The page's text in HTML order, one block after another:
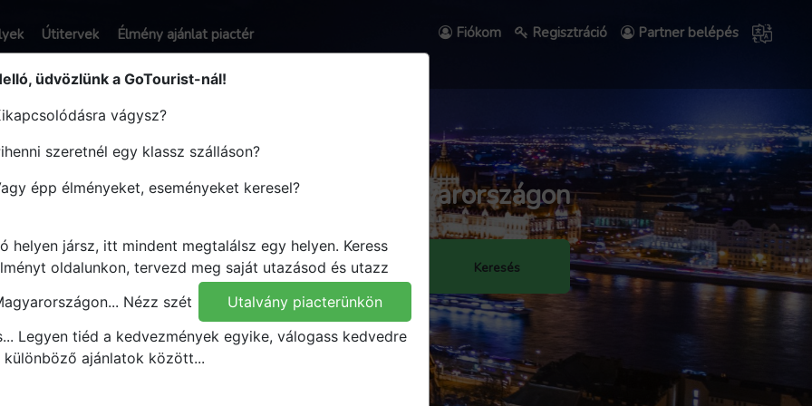
üdvözlünk a GoTourist-nál!
vágysz?
szeretnél egy klassz szálláson?
épp élményeket, eseményeket keresel?
helyen jársz, itt mindent megtalálsz egy helyen. Keress
oldalunkon, tervezd meg saját utazásod és utazz
Nézz szét
Utalvány piacterünkön
Legyen tiéd a kedvezmények egyike, válogass kedvedre
különböző ajánlatok között...
Útitervek
Élmény ajánlat piactér
Partner belépés
Regisztráció
Fiókom
- Tervezz útvonalat - Utazz Magyarországon
Mikor Mit
Bármit Keresés